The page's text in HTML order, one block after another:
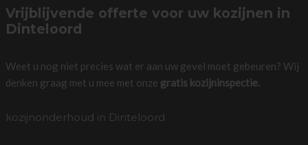
Vrijblijvende offerte voor uw kozijnen in
Dinteloord
Weet u nog niet precies wat er aan uw gevel moet gebeuren? Wij
denken graag met u mee met onze gratis kozijninspectie.
kozijnonderhoud in Dinteloord